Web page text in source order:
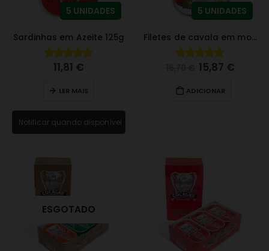
5 UNIDADES
Sardinhas em Azeite 125g
4.71 fora de 5
11,81 €
LER MAIS
Notificar quando disponível
5 UNIDADES
Filetes de cavala em molho de tomate
fora de 5
15,87 €
ADICIONAR
ESGOTADO